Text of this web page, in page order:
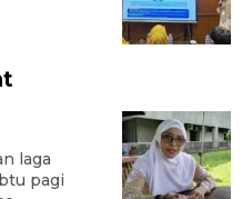
laga
pagi